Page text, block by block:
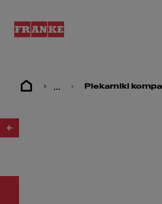
... Piekarniki